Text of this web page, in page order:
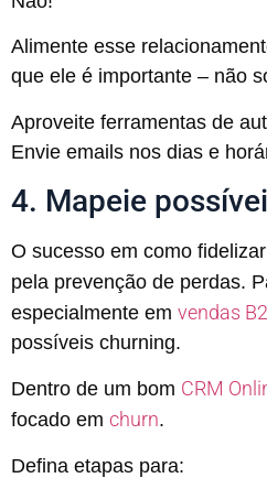
Alimente esse
que ele é importante – não
Aproveite ferramentas de
Envie emails nos dias e
4. Mapeie
O sucesso em como
pela prevenção de perdas.
especialmente em vendas
possíveis churning.
Dentro de um bom CRM
focado em churn.
Defina etapas para: